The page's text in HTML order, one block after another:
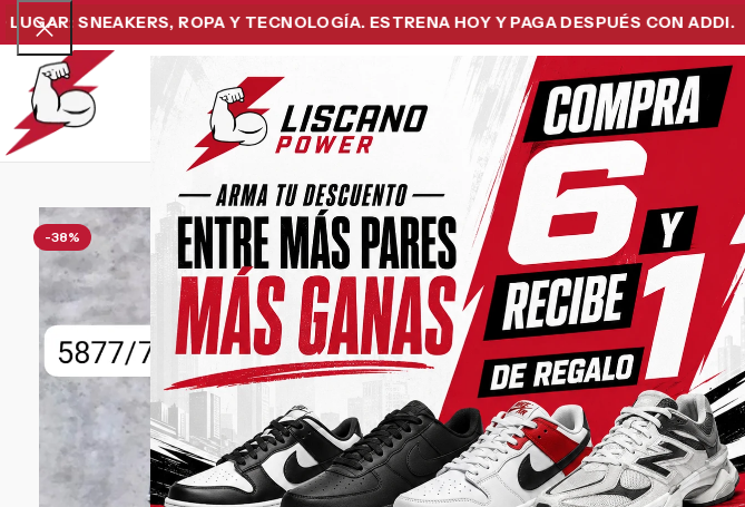
SNEAKERS, ROPA Y TECNOLOGÍA. ESTRENA HOY Y PAGA DESPUÉS CON ADDI.
Home SneakersTecnologíaRopa de Hombre
-38%